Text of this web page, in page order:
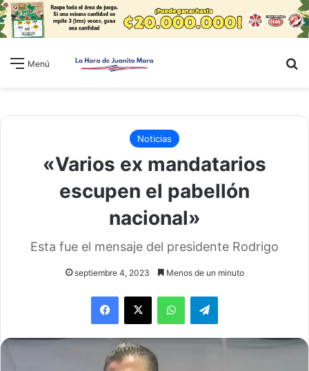
Menú
Noticias
«Varios ex mandatarios
escupen el pabellón
nacional»
Esta fue el mensaje del presidente Rodrigo
septiembre 4, 2023 Menos de un minuto
WhatsAppTelegram